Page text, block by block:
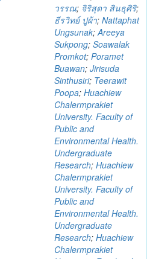
วรรณ; จิริสุดา สินธุศิริ;
ธีรวิทย์ ปูผ้า; Nattaphat
Ungsunak;Areeya
Sukpong; Soawalak
Promkot; Poramet
Buawan; Jirisuda
Sinthusiri; Teerawit
Poopa; Huachiew
Chalermprakiet
University. Faculty of
Public and
Environmental Health.
Undergraduate
Research; Huachiew
Chalermprakiet
University. Faculty of
Public and
Environmental Health.
Undergraduate
Research; Huachiew
Chalermprakiet